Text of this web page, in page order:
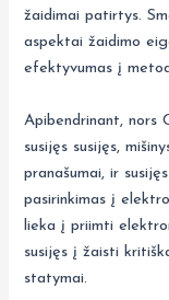
žaidimai patirtys.
aspektai žaidimo
efektyvumas į
Apibendrinant, nors
susijęs susijęs,
pranašumai, ir
pasirinkimas į
lieka į priimti
susijęs į žaisti
statymai.